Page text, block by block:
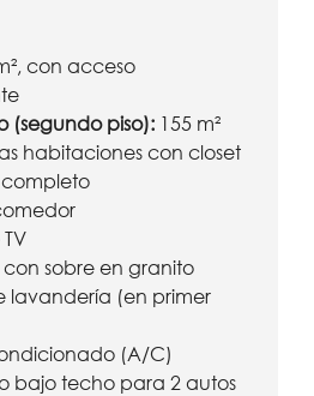
con acceso
(segundo piso): 155 m²
habitaciones con closet
sobre en granito
lavandería (en primer
(A/C)
bajo techo para 2 autos